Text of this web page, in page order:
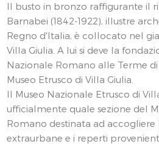
Il busto in bronzo raffigurante il
Barnabei (1842-1922), illustre
Regno d'Italia, è collocato nel
Villa Giulia. A lui si deve la
Nazionale Romano alle Terme
Museo Etrusco di Villa Giulia.
Il Museo Nazionale Etrusco di
ufficialmente quale sezione del
Romano destinata ad accogliere
extraurbane e i reperti